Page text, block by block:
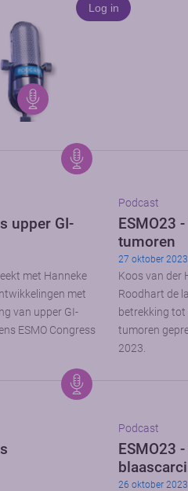
Log in
upper GI-
met Hanneke
met
van upper GI-
ESMO Congress
Podcast
ESMO23
tumoren
27 oktober 2023
Koos van der
Roodhart de
betrekking
tumoren
2023.
Podcast
ESMO23
26 oktober 2023